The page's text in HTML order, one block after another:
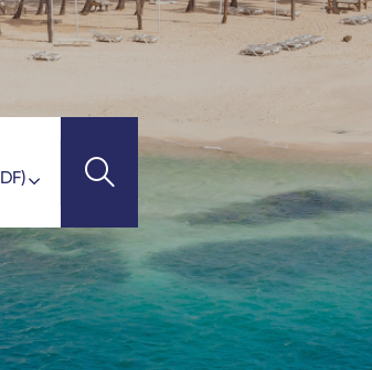
DESTINATIONS
Connect
de France - TGV
- TGV
Connect